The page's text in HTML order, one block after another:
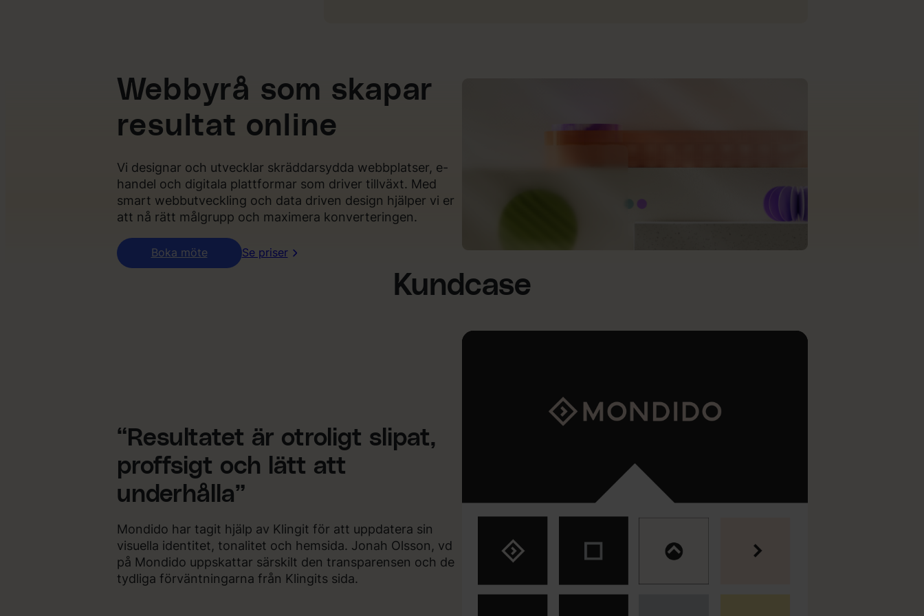
Webbyrå som skapar
resultat online
Vi designar och utvecklar skräddarsydda webbplatser, e-
handel och digitala plattformar som driver tillväxt. Med
smart webbutveckling och data driven design hjälper vi er
att nå rätt målgrupp och maximera konverteringen.
Boka möte Se priser
Kundcase
“Resultatet är otroligt slipat,
proffsigt och lätt att
underhålla”
Mondido har tagit hjälp av Klingit för att uppdatera sin
visuella identitet, tonalitet och hemsida. Jonah Olsson, vd
på Mondido uppskattar särskilt den transparensen och de
tydliga förväntningarna från Klingits sida.